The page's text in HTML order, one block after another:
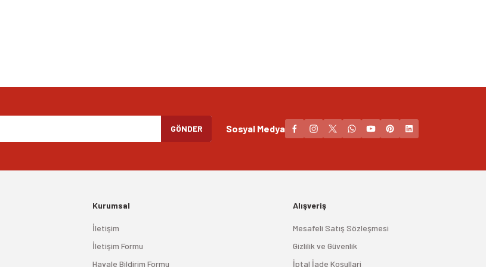
GÖNDER Sosyal Medya
Kurumsal
İletişim
İletişim Formu
Havale Bildirim Formu
Alışveriş
Mesafeli Satış Sözleşmesi
Gizlilik ve Güvenlik
İptal İade Koşullari